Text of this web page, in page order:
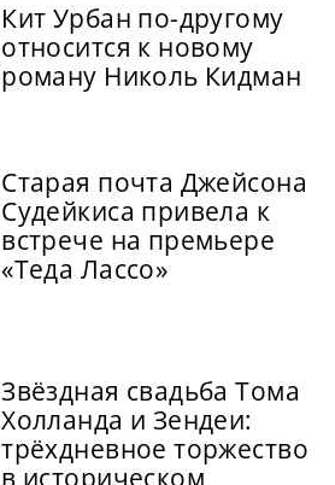
Кит Урбан по-другому
относится к новому
роману Николь Кидман
Старая почта Джейсона
Судейкиса привела к
встрече на премьере
«Теда Лассо»
Звёздная свадьба Тома
Холланда и Зендеи:
трёхдневное торжество
в историческом